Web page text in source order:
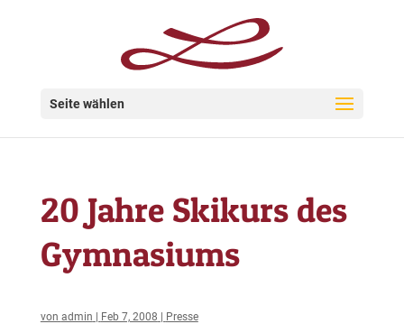
Seite wählen
20 Jahre Skikurs des
Gymnasiums
von admin Feb 7, 2008 Presse